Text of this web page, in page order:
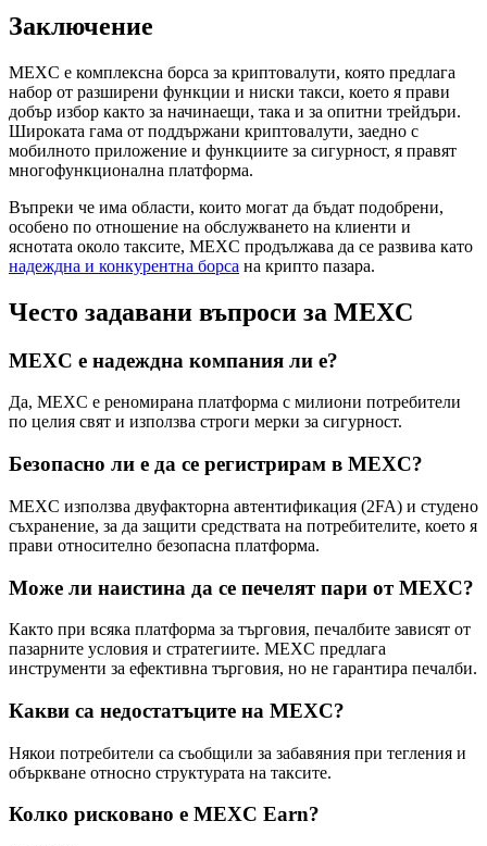
Заключение
MEXC е комплексна борса за криптовалути, която предлага
набор от разширени функции и ниски такси, което я прави
добър избор както за начинаещи, така и за опитни трейдъри.
Широката гама от поддържани криптовалути, заедно с
мобилното приложение и функциите за сигурност, я правят
многофункционална платформа.
Въпреки че има области, които могат да бъдат подобрени,
особено по отношение на обслужването на клиенти и
яснотата около таксите, MEXC продължава да се развива като
надеждна и конкурентна борса на крипто пазара.
Често задавани въпроси за MEXC
MEXC е надеждна компания ли е?
Да, MEXC е реномирана платформа с милиони потребители
по целия свят и използва строги мерки за сигурност.
Безопасно ли е да се регистрирам в MEXC?
MEXC използва двуфакторна автентификация (2FA) и студено
съхранение, за да защити средствата на потребителите, което я
прави относително безопасна платформа.
Може ли наистина да се печелят пари от MEXC?
Както при всяка платформа за търговия, печалбите зависят от
пазарните условия и стратегиите. MEXC предлага
инструменти за ефективна търговия, но не гарантира печалби.
Какви са недостатъците на MEXC?
Някои потребители са съобщили за забавяния при тегления и
объркване относно структурата на таксите.
Колко рисковано е MEXC Earn?